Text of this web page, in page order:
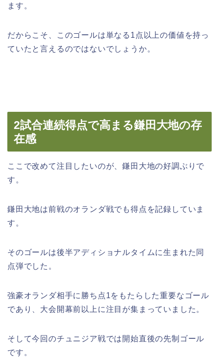
ます。
だからこそ、このゴールは単なる1点以上の価値を持っ
ていたと言えるのではないでしょうか。
2試合連続得点で高まる鎌田大地の存
在感
ここで改めて注目したいのが、鎌田大地の好調ぶりで
す。
鎌田大地は前戦のオランダ戦でも得点を記録していま
す。
そのゴールは後半アディショナルタイムに生まれた同
点弾でした。
強豪オランダ相手に勝ち点1をもたらした重要なゴール
であり、大会開幕前以上に注目が集まっていました。
そして今回のチュニジア戦では開始直後の先制ゴール
です。